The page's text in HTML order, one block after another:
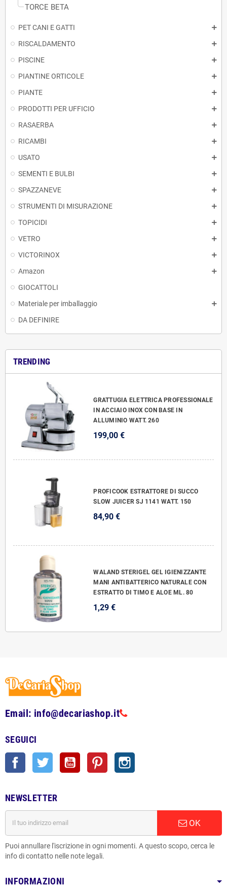
TORCE BETA
PET CANI E GATTI
RISCALDAMENTO
PISCINE
PIANTINE ORTICOLE
PIANTE
PRODOTTI PER UFFICIO
RASAERBA
RICAMBI
USATO
SEMENTI E BULBI
SPAZZANEVE
STRUMENTI DI MISURAZIONE
TOPICIDI
VETRO
VICTORINOX
Amazon
GIOCATTOLI
Materiale per imballaggio
DA DEFINIRE
TRENDING
GRATTUGIA ELETTRICA PROFESSIONALE
IN ACCIAIO INOX CON BASE IN
ALLUMINIO WATT. 260
199,00 €
PROFICOOK ESTRATTORE DI SUCCO
SLOW JUICER SJ 1141 WATT. 150
84,90 €
WALAND STERIGEL GEL IGIENIZZANTE
MANI ANTIBATTERICO NATURALE CON
ESTRATTO DI TIMO E ALOE ML. 80
1,29 €
Email: info@decariashop.it
SEGUICI
Facebook Twitter YouTube Pinterest
NEWSLETTER
OK
Puoi annullare l'iscrizione in ogni momenti. A questo scopo, cerca le
info di contatto nelle note legali.
INFORMAZIONI